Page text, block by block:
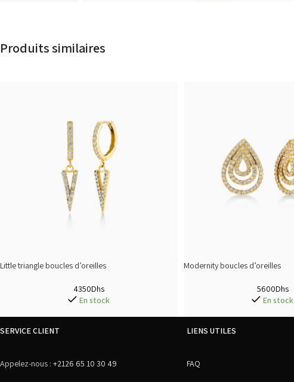
Produits similaires
Little triangle boucles d’oreilles
4350Dhs
En stock
Modernity boucles d’oreilles
5600Dhs
En stock
SERVICE CLIENT
Appelez-nous : +2126 65 10 30 49
LIENS UTILES
FAQ